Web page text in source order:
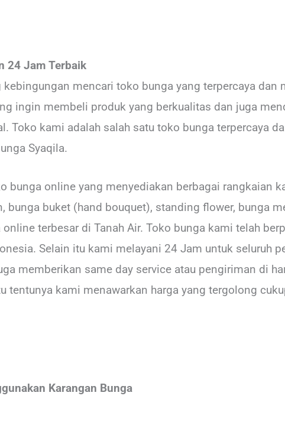
24 Jam Terbaik
mencari toko bunga yang terpercaya dan
ingin membeli produk yang berkualitas dan juga
Toko kami adalah salah satu toko bunga terpercaya
Syaqila.
bunga online yang menyediakan berbagai rangkaian
bunga buket (hand bouquet), standing flower, bunga
terbesar di Tanah Air. Toko bunga kami telah
Selain itu kami melayani 24 Jam untuk seluruh
memberikan same day service atau pengiriman di
tentunya kami menawarkan harga yang tergolong
Karangan Bunga